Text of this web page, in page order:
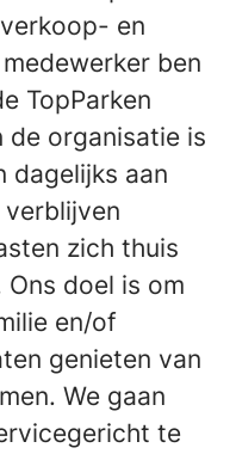
en
ben
TopParken
de organisatie is
dagelijks aan
zich thuis
doel is om
en/of
genieten van
We gaan
te